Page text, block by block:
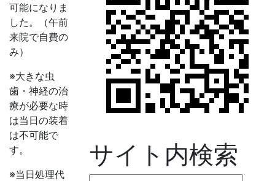
可能になりま
した。（午前
来院で自費の
み）
※大きな虫
歯・神経の治
療が必要な時
は当日の装着
は不可能で
す。
※当日処理代
サイト内検索